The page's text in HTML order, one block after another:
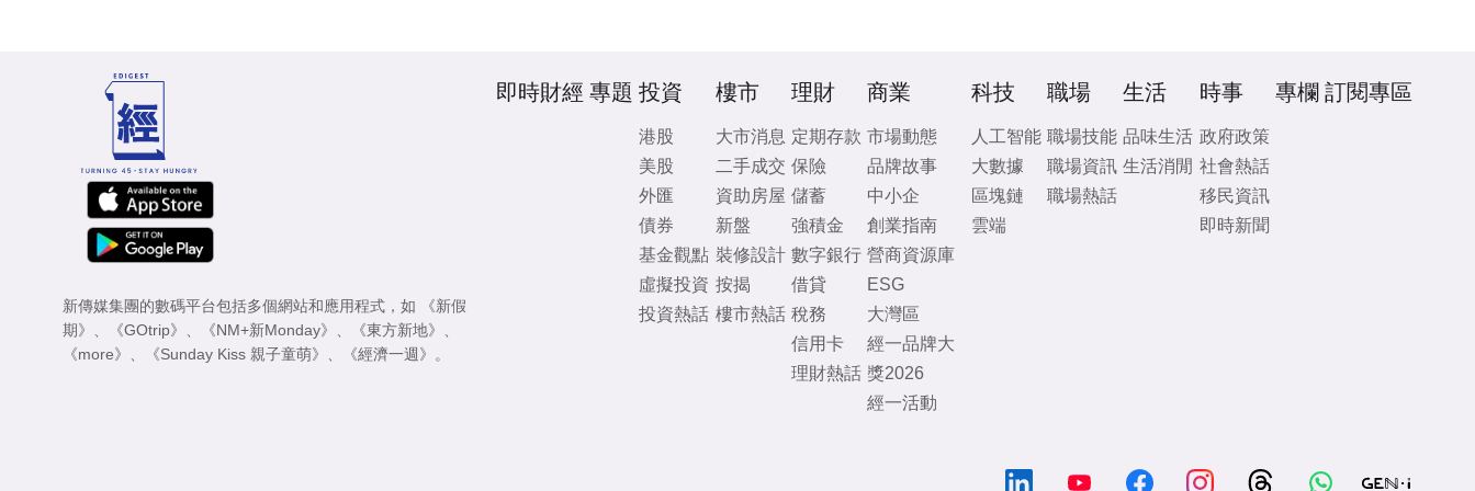
新傳媒集團的數碼平台包括多個網站和應用程式，如
《新假
期》
《GOtrip》 《NM+新Monday》 《東方新地》
《more》
《Sunday Kiss 親子童萌》 《經濟一週》 。
即時財經 專題 投資
港股
美股
外匯
債券
基金觀點
虛擬投資
投資熱話
樓市
大市消息
二手成交
資助房屋
新盤
裝修設計
按揭
樓市熱話
理財
定期存款
保險
儲蓄
強積金
數字銀行
借貸
稅務
信用卡
理財熱話
商業
市場動態
品牌故事
中小企
創業指南
營商資源庫
ESG
大灣區
經一品牌大
獎2026
經一活動
科技
人工智能
大數據
區塊鏈
雲端
職場
職場技能
職場資訊
職場熱話
生活
品味生活
生活消閒
時事
政府政策
社會熱話
移民資訊
即時新聞
專欄 訂閱專區